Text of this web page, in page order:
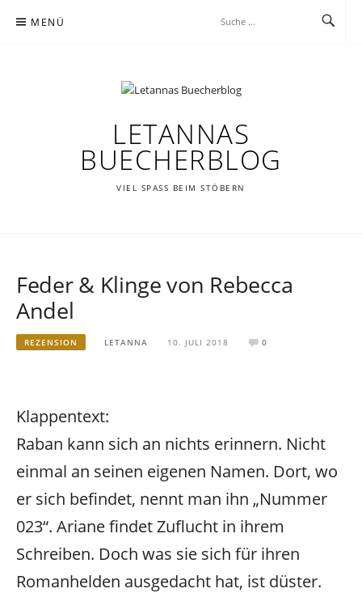
Inhalt MENÜ
LETANNAS
BUECHERBLOG
VIEL SPASS BEIM STÖBERN
Feder & Klinge von Rebecca
Andel
REZENSION LETANNA 10. JULI 2018 0
Klappentext:
Raban kann sich an nichts erinnern. Nicht
einmal an seinen eigenen Namen. Dort, wo
er sich befindet, nennt man ihn „Nummer
023“. Ariane findet Zuflucht in ihrem
Schreiben. Doch was sie sich für ihren
Romanhelden ausgedacht hat, ist düster.